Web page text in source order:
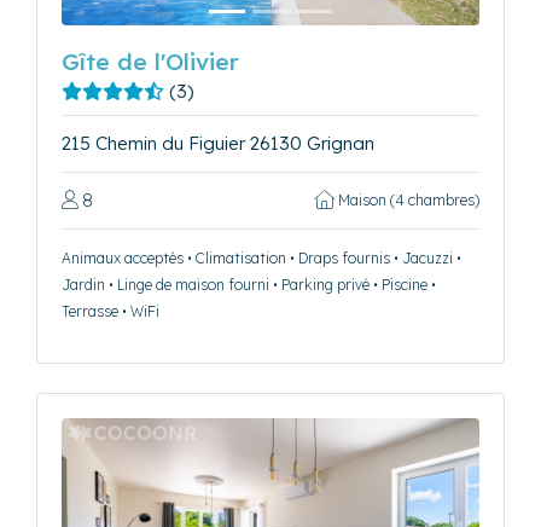
Gîte de l'Olivier
(3)
215 Chemin du Figuier 26130 Grignan
8 Maison (4 chambres)
Animaux acceptés • Climatisation • Draps fournis • Jacuzzi •
Jardin • Linge de maison fourni • Parking privé • Piscine •
Terrasse • WiFi